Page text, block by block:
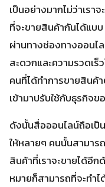
เป็นอย่างมากไม่ว่าเรา
ที่จะขายสินค้ากันได้แบ
ผ่านทางช่องทางออนไ
สะดวกและความรวดเร็
คนที่ได้ทำการขายสินค้
เข้ามาปรับใช้กับธุรกิจข
ดังนั้นสื่อออนไลน์ถือเ
ให้หลายๆ คนนั้นสามาร
สินค้าที่เราจะขายได้อีก
หมายก็สามารถที่จะทำ